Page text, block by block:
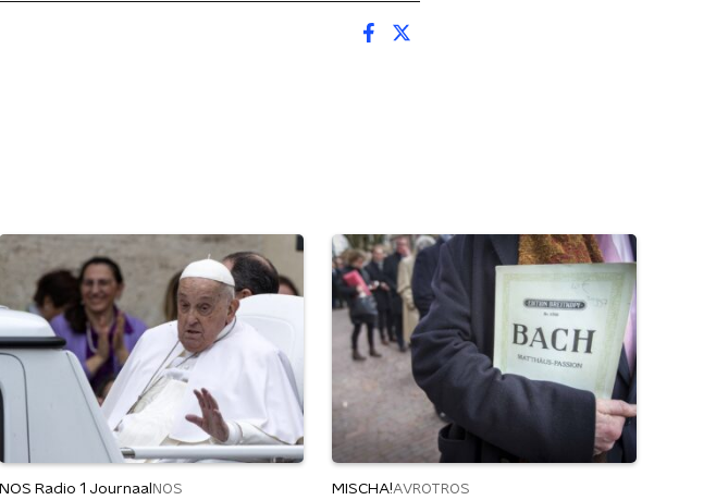
NOS Radio 1 Journaal NOS MISCHA!AVROTROS